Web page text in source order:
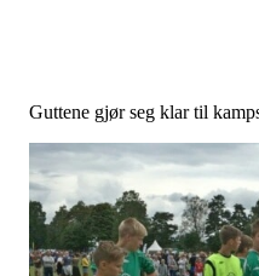
Guttene gjør seg klar til